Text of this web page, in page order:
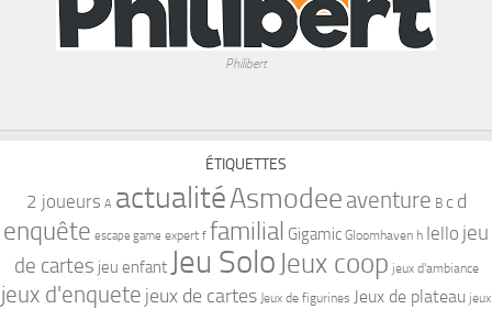
Philibert
ÉTIQUETTES
2 joueurs A actualitéAsmodee aventure B c d
enquête escape game expert f familial Gigamic Gloomhaven h Iello jeu
de cartes jeu enfant Jeu Solo Jeux coop jeux d'ambiance
jeux d'enquete jeux de cartes Jeux de figurines Jeux de plateau jeux